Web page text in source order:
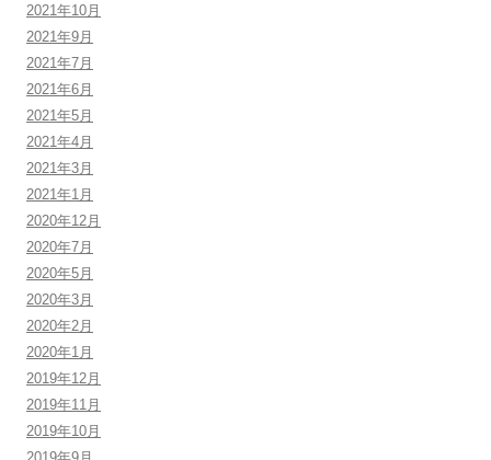
2021年10月
2021年9月
2021年7月
2021年6月
2021年5月
2021年4月
2021年3月
2021年1月
2020年12月
2020年7月
2020年5月
2020年3月
2020年2月
2020年1月
2019年12月
2019年11月
2019年10月